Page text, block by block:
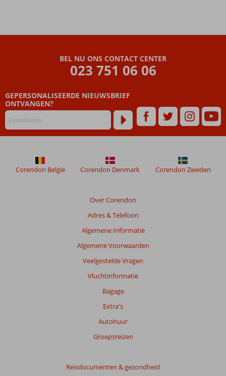
(familie)kamersBEL NU ONS CONTACT CENTER
023 751 06 06
GEPERSONALISEERDE NIEUWSBRIEF
ONTVANGEN?
Over Corendon
Adres & Telefoon
Algemene Informatie
Algemene Voorwaarden
Veelgestelde Vragen
Vluchtinformatie
Bagage
Extra's
Autohuur
Groepsreizen
Reisdocumenten & gezondheid
Corendon België Corendon Denmark Corendon Zweden